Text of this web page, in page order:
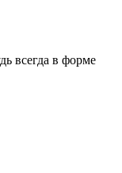
всегда в форме